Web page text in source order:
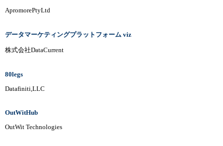
ApromorePtyLtd
データマーケティングプラットフォーム viz
株式会社DataCurrent
80legs
Datafiniti,LLC
OutWitHub
OutWit Technologies